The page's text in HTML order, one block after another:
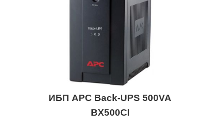
ИБП APC Back-UPS 500VA
BX500CI